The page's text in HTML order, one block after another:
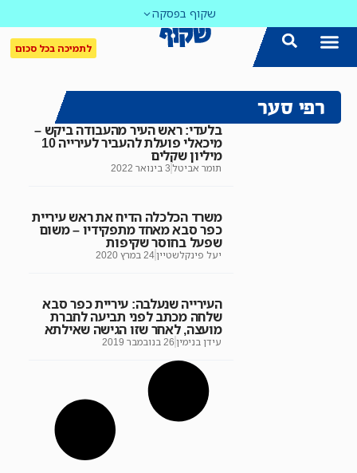
שקוף בפסקה
לתמיכה בכל סכום
רפי סער
בלעדי: ראש העיר מהעבודה ביקש –
מיכאלי פועלת להעביר לעירייה 10
מיליון שקלים
תומר אביטל 3 בינואר 2022
משרד הכלכלה הדיח את ראש עיריית
כפר סבא מאחד מתפקידיו – משום
שפעל בחוסר שקיפות
יעל פינקלשטיין24 במרץ 2020
העירייה שנעלבה: עיריית כפר סבא
שלחה מכתב לפני תביעה לחברת
מועצה, לאחר שזו הגישה שאילתא
עידן בנימין 26 בנובמבר 2019